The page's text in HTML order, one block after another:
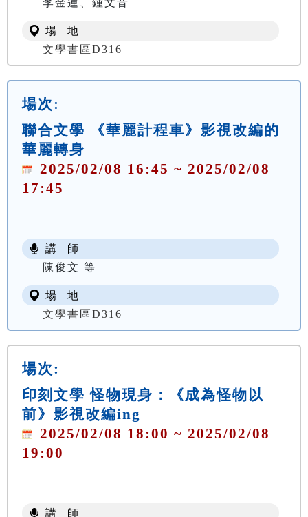
李金蓮、鍾文音
場 地
文學書區D316
場次:
聯合文學 《華麗計程車》影視改編的
華麗轉身
2025/02/08 16:45 ~ 2025/02/08
17:45
講 師
陳俊文 等
場 地
文學書區D316
場次:
印刻文學 怪物現身：《成為怪物以
前》影視改編ing
2025/02/08 18:00 ~ 2025/02/08
19:00
講 師